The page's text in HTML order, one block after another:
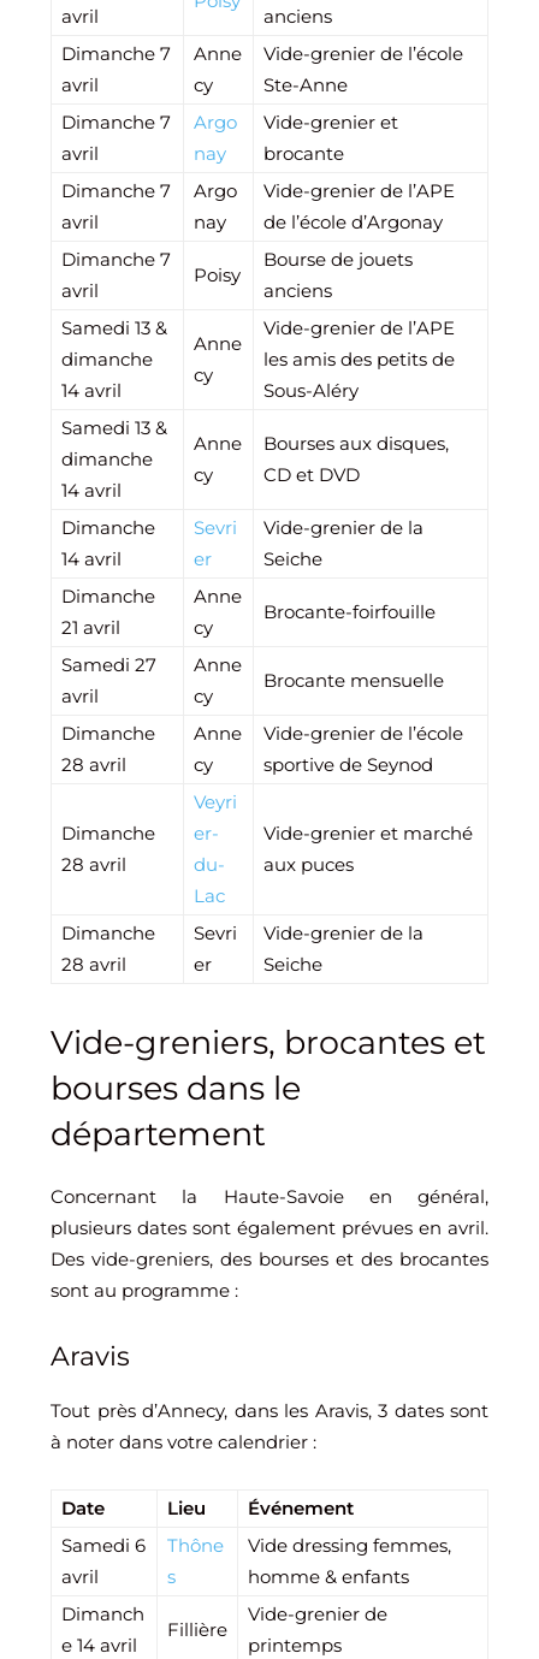
avril
anciens
Dimanche 7
avril
Anne
cy
Vide-grenier de l’école
Ste-Anne
Dimanche 7
avril
Argo
nay
Vide-grenier et
brocante
Dimanche 7
avril
Argo
nay
Vide-grenier de l’APE
de l’école d’Argonay
Dimanche 7
avril
Poisy
Bourse de jouets
anciens
Samedi 13 &
dimanche
14 avril
Anne
cy
Vide-grenier de l’APE
les amis des petits de
Sous-Aléry
Samedi 13 &
dimanche
14 avril
Anne
cy
Bourses aux disques,
CD et DVD
Dimanche
14 avril
Sevri
er
Vide-grenier de la
Seiche
Dimanche
21 avril
Anne
cy
Brocante-foirfouille
Samedi 27
avril
Anne
cy
Brocante mensuelle
Dimanche
28 avril
Anne
cy
Vide-grenier de l’école
sportive de Seynod
Dimanche
28 avril
Veyri
er-
du-
Lac
Vide-grenier et marché
aux puces
Dimanche
28 avril
Sevri
er
Vide-grenier de la
Seiche
Vide-greniers, brocantes et
bourses dans le
département
Concernant la Haute-Savoie en général,
plusieurs dates sont également prévues en avril.
Des vide-greniers, des bourses et des brocantes
sont au programme :
Aravis
Tout près d’Annecy, dans les Aravis, 3 dates sont
à noter dans votre calendrier :
Date Lieu
Événement
Samedi 6
avril
Thône
s
Vide dressing femmes,
homme & enfants
Dimanch
e 14 avril
Fillière
Vide-grenier de
printemps